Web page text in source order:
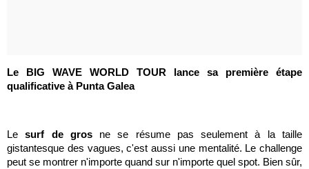
Le BIG WAVE WORLD TOUR lance sa première étape
qualificative à Punta Galea
Lesurf de grosne se résume pas seulement à la taille
gistantesque des vagues, c'est aussi une mentalité. Le challenge
peut se montrer n'importe quand sur n'importe quel spot. Bien sûr,